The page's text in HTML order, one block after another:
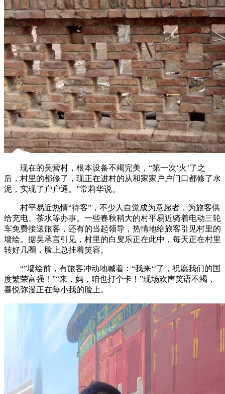
现在的吴营村，根本设备不竭完美，“第一次‘火’了之
后，村里的都修了，现正在进村的从和家家户户门口都修了水
泥，实现了户户通。”常莉华说。
村平易近热情“待客”，不少人自觉成为意愿者，为旅客供
给充电、茶水等办事。一些春秋稍大的村平易近骑着电动三轮
车免费接送旅客，还有的当起领导，热情地给旅客引见村里的
墙绘。据吴承言引见，村里的白叟乐正在此中，每天正在村里
转好几圈，脸上总挂着笑容。
“”墙绘前，有旅客冲动地喊着：“我来‘’了，祝愿我们的国
度繁荣富强！”“来，妈，咱也打个卡！”现场欢声笑语不竭，
喜悦弥漫正在每小我的脸上。